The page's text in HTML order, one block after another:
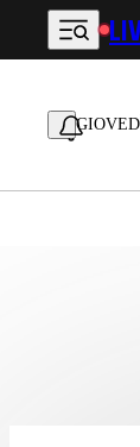
Vai al contenuto